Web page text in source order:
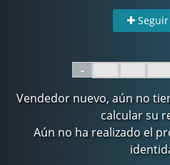
Seguir
-
Vendedor nuevo, aún no
calcular su
Aún no ha realizado el